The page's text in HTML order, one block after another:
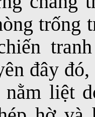
trống
đây
nằm liệt